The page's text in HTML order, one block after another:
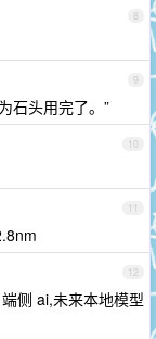
8
9
石头用完了。”
10
11
12
侧 ai,未来本地模型